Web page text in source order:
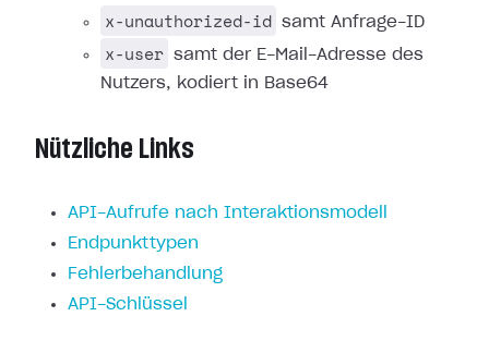
x-unauthorized-id samt Anfrage-ID
x-user samt der E-Mail-Adresse des
Nutzers, kodiert in Base64
Nützliche Links
API-Aufrufe nach Interaktionsmodell
Endpunkttypen
Fehlerbehandlung
API-Schlüssel